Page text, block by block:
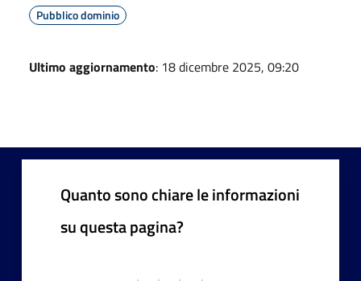
Pubblico dominio
Ultimo aggiornamento: 18 dicembre 2025, 09:20
Quanto sono chiare le informazioni
su questa pagina?